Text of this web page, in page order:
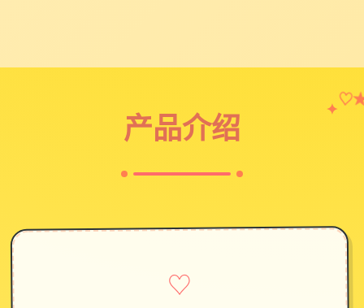
产品介绍
✦♡
♡